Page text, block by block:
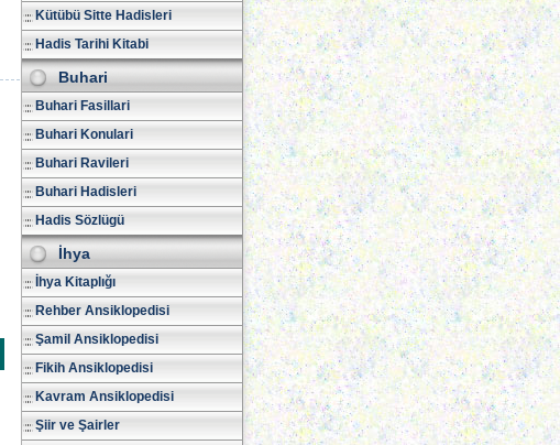
Kütübü Sitte Hadisleri
Hadis Tarihi Kitabi
Buhari
Buhari Fasillari
Buhari Konulari
Buhari Ravileri
Buhari Hadisleri
Hadis Sözlügü
İhya
İhya Kitaplığı
Rehber Ansiklopedisi
Şamil Ansiklopedisi
Fikih Ansiklopedisi
Kavram Ansiklopedisi
Şiir ve Şairler